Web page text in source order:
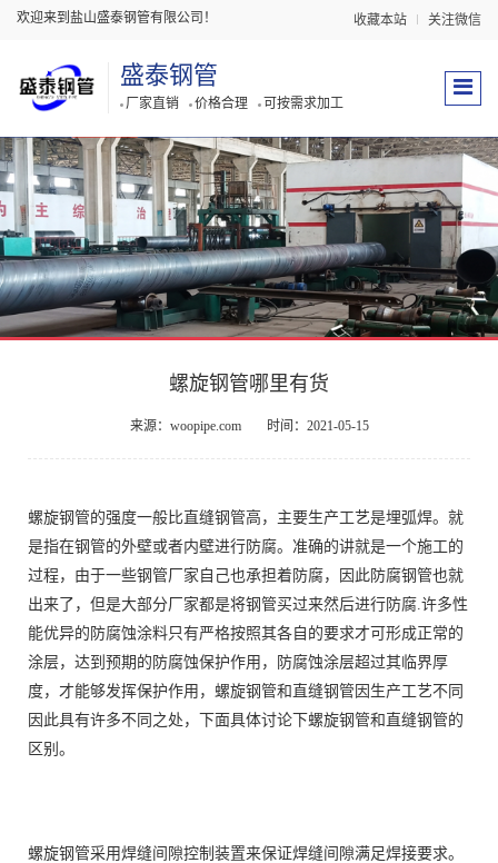
欢迎来到盐山盛泰钢管有限公司！ 收藏本站 关注微信
盛泰钢管
厂家直销 价格合理 可按需求加工
螺旋钢管哪里有货
来源：woopipe.com 时间：2021-05-15
螺旋钢管的强度一般比直缝钢管高，主要生产工艺是埋弧焊。就
是指在钢管的外壁或者内壁进行防腐。准确的讲就是一个施工的
过程，由于一些钢管厂家自己也承担着防腐，因此防腐钢管也就
出来了，但是大部分厂家都是将钢管买过来然后进行防腐.许多性
能优异的防腐蚀涂料只有严格按照其各自的要求才可形成正常的
涂层，达到预期的防腐蚀保护作用，防腐蚀涂层超过其临界厚
度，才能够发挥保护作用，螺旋钢管和直缝钢管因生产工艺不同
因此具有许多不同之处，下面具体讨论下螺旋钢管和直缝钢管的
区别。
螺旋钢管采用焊缝间隙控制装置来保证焊缝间隙满足焊接要求。